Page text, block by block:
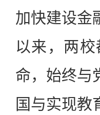
加快建设金
以来，两
命，始终与
国与实现教